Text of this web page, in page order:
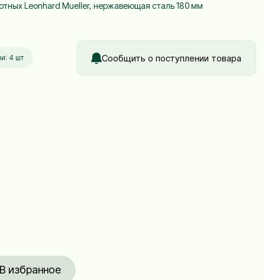
Leonhard Mueller, нержавеющая сталь 180 мм
4 шт Сообщить о поступлении товара
В избранное